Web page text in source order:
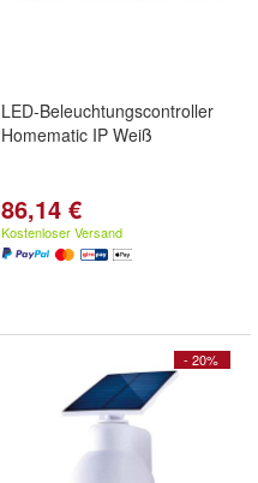
LED-Beleuchtungscontroller
Homematic IP Weiß
86,14 €
Kostenloser Versand
- 20%